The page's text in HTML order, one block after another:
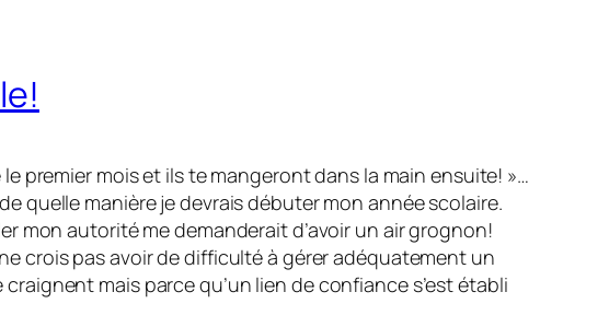
premier mois et ils te mangeront dans la main ensuite! »…
quelle manière je devrais débuter mon année scolaire.
mon autorité me demanderait d’avoir un air grognon!
crois pas avoir de difficulté à gérer adéquatement un
mais parce qu’un lien de confiance s’est établi